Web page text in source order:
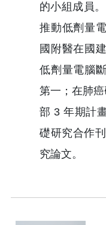
的小組成員
推動低劑量
國附醫在國
低劑量電腦
第一；在肺
部 3 年期計
礎研究合作
究論文。